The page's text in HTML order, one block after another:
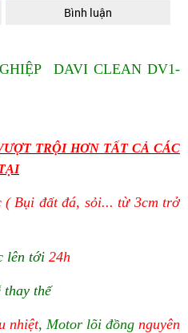
Bình luận
DAVI CLEAN DV1-
TRỘI HƠN TẤT CẢ CÁC
Bụi đất đá, sỏi... từ 3cm trở
lên tới 24h
thay thế
nhiệt, Motor lõi đồng nguyên